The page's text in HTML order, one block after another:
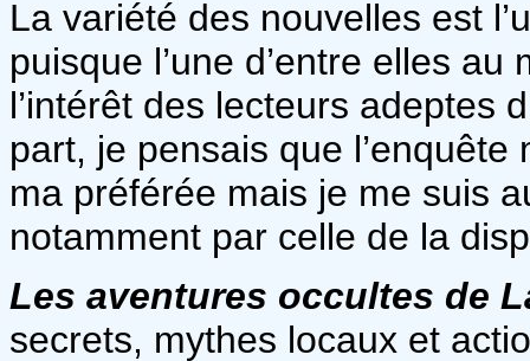
La variété des nouvelles est
puisque l’une d’entre elles
l’intérêt des lecteurs adeptes
part, je pensais que
ma préférée mais je me suis
notamment par celle de la
Les aventures occultes de
secrets, mythes locaux et